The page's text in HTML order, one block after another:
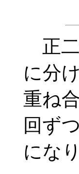
正二
に分
重ね
回ず
にな